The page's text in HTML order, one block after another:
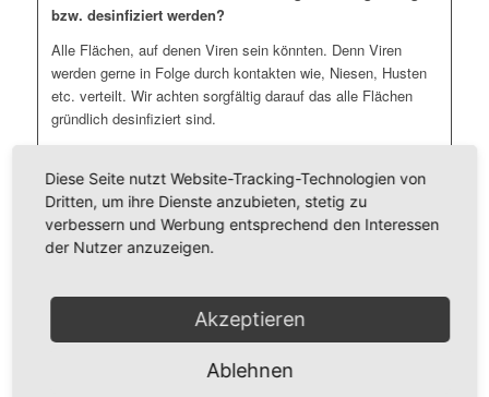
bzw. desinfiziert werden?
Alle Flächen, auf denen Viren sein könnten. Denn Viren
werden gerne in Folge durch kontakten wie, Niesen, Husten
etc. verteilt. Wir achten sorgfältig darauf das alle Flächen
gründlich desinfiziert sind.
Wir empfehlen folgende Maßnahmen:
Türklinken, Türgriffe, Fenstergriffe, Handläufe und Treppen
Sanitärbereiche (Toilettendeckel und Spühlknöpfe) und
Lichtschalter und Heizungsthermostate
Tastaturen, Mäuse, Schreibtische, Telefone, Schränke
Diese Seite nutzt Website-Tracking-Technologien von
Dritten, um ihre Dienste anzubieten, stetig zu
verbessern und Werbung entsprechend den Interessen
der Nutzer anzuzeigen.
Akzeptieren
Ablehnen